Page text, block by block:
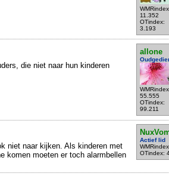
11.352
OTindex:
3.193
allone
55.555
OTindex:
99.211
die niet naar hun kinderen
Actief lid
OTindex:
niet naar kijken. Als kinderen met
komen moeten er toch alarmbellen